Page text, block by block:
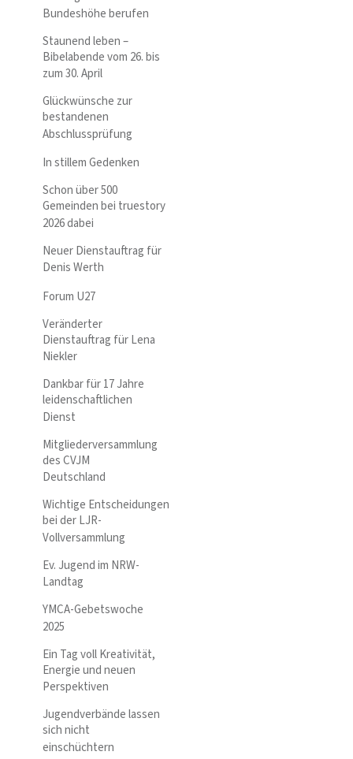
Bundeshöhe berufen
Staunend leben –
Bibelabende vom 26. bis
zum 30. April
Glückwünsche zur
bestandenen
Abschlussprüfung
In stillem Gedenken
Schon über 500
Gemeinden bei truestory
2026 dabei
Neuer Dienstauftrag für
Denis Werth
Forum U27
Veränderter
Dienstauftrag für Lena
Niekler
Dankbar für 17 Jahre
leidenschaftlichen
Dienst
Mitgliederversammlung
des CVJM
Deutschland
Wichtige Entscheidungen
bei der LJR-
Vollversammlung
Ev. Jugend im NRW-
Landtag
YMCA-Gebetswoche
2025
Ein Tag voll Kreativität,
Energie und neuen
Perspektiven
Jugendverbände lassen
sich nicht
einschüchtern